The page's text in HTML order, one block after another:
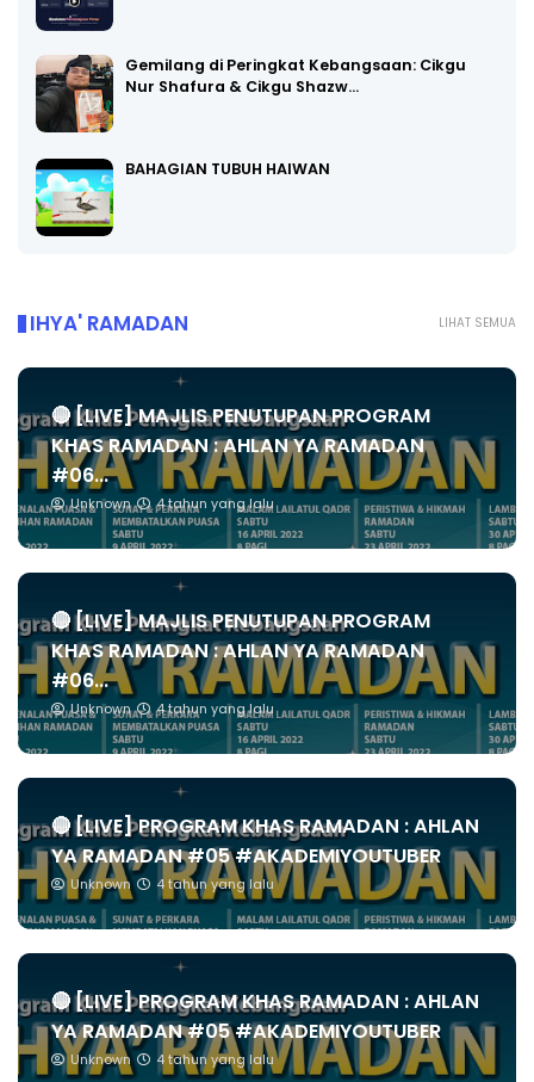
Gemilang di Peringkat Kebangsaan: Cikgu
Nur Shafura & Cikgu Shazw…
BAHAGIAN TUBUH HAIWAN
LIHAT SEMUA
IHYA' RAMADAN
🔴 [LIVE] MAJLIS PENUTUPAN PROGRAM
KHAS RAMADAN : AHLAN YA RAMADAN
#06...
Unknown 4 tahun yang lalu
🔴 [LIVE] MAJLIS PENUTUPAN PROGRAM
KHAS RAMADAN : AHLAN YA RAMADAN
#06...
Unknown 4 tahun yang lalu
🔴 [LIVE] PROGRAM KHAS RAMADAN : AHLAN
YA RAMADAN #05 #AKADEMIYOUTUBER
Unknown 4 tahun yang lalu
🔴 [LIVE] PROGRAM KHAS RAMADAN : AHLAN
YA RAMADAN #05 #AKADEMIYOUTUBER
Unknown 4 tahun yang lalu